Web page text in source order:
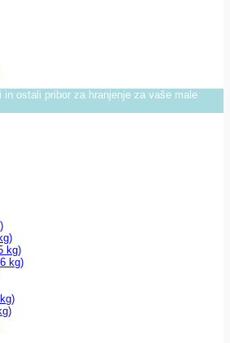
ostali pribor za hranjenje za vaše male
kg)
kg)